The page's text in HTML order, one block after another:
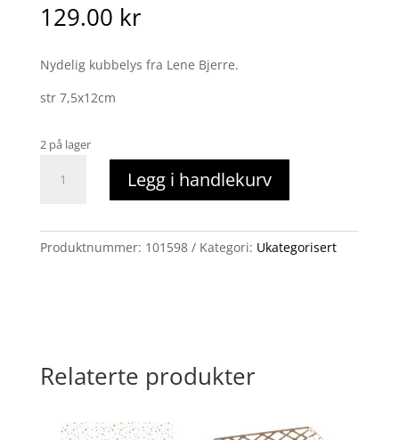
129.00 kr
Nydelig kubbelys fra Lene Bjerre.
str 7,5x12cm
2 på lager
7,5x12
Legg i handlekurv
Produktnummer: 101598 Kategori: Ukategorisert
Relaterte produkter